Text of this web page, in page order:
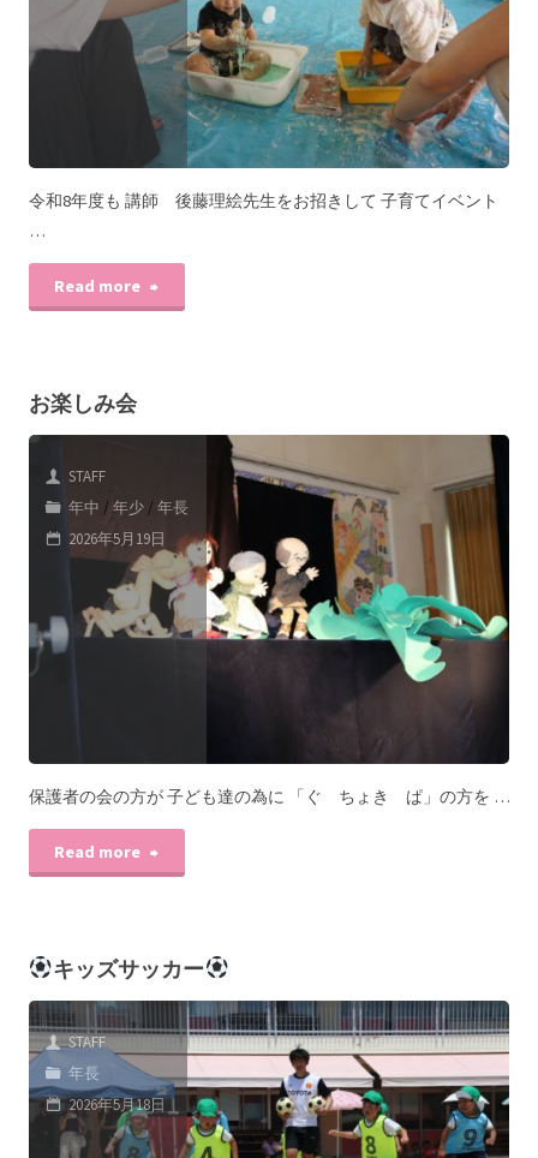
令和8年度も 講師 後藤理絵先生をお招きして 子育てイベント
…
Read more
お楽しみ会
STAFF
年中 / 年少 / 年長
2026年5月19日
保護者の会の方が 子ども達の為に 「ぐ ちょき ぱ」の方を …
Read more
キッズサッカー
STAFF
年長
2026年5月18日